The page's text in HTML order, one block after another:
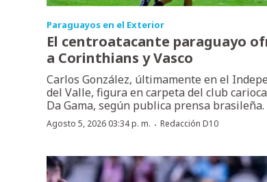
Paraguayos en el Exterior
El centroatacante paraguayo
a Corinthians y Vasco
Carlos González, últimamente en el
del Valle, figura en carpeta del club carioca
Da Gama, según publica prensa brasileña.
Agosto 5, 2026 03:34 p. m. · Redacción D10